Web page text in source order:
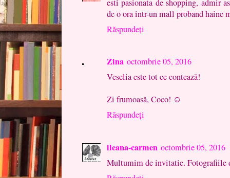
esti pasionata de shopping, admir
de o ora intr-un mall proband haine
Răspundeți
Zina octombrie 05, 2016
Veselia este tot ce contează!
Zi frumoasă, Coco! ☺
Răspundeți
ileana-carmen octombrie 05, 2016
Multumim de invitatie. Fotografiile